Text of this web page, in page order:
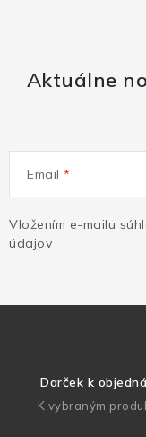
Aktuálne
Email
Vložením e-mailu
údajov
Darček k
K vybraným